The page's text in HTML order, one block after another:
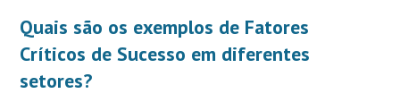
Quais são os exemplos de Fatores
Críticos de Sucesso em diferentes
setores?